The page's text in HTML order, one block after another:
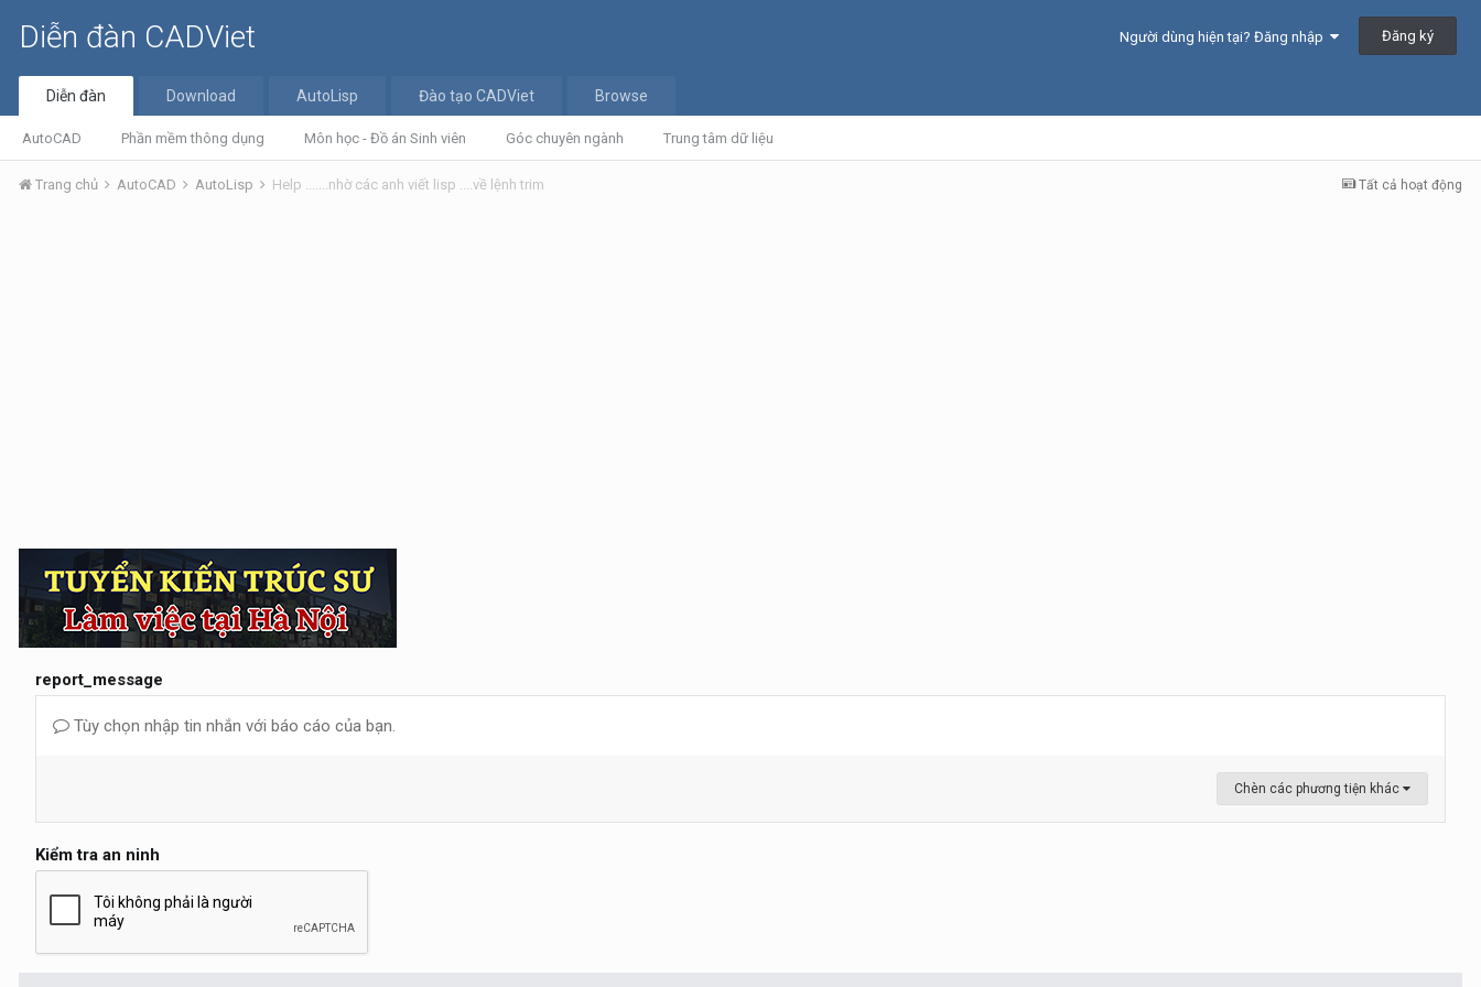
Diễn đàn CADViet Người dùng hiện tại? Đăng nhập Đăng ký
Diễn đàn
AutoCAD Phần mềm thông dụng Môn học - Đồ án Sinh viên Góc chuyên ngành Trung tâm dữ liệu
Download AutoLisp Đào tạo CADViet Browse
Tất cả hoạt động
Trang chủ AutoCAD AutoLisp Help .......nhờ các anh viết lisp ....về lệnh trim
report_message
Tùy chọn nhập tin nhắn với báo cáo của bạn.
Chèn các phương tiện khác
Kiểm tra an ninh